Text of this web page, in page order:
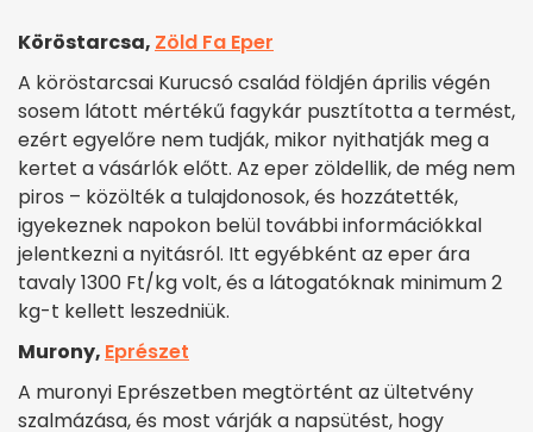
Köröstarcsa, Zöld Fa Eper
A köröstarcsai Kurucsó család földjén április végén
sosem látott mértékű fagykár pusztította a termést,
ezért egyelőre nem tudják, mikor nyithatják meg a
kertet a vásárlók előtt. Az eper zöldellik, de még nem
piros – közölték a tulajdonosok, és hozzátették,
igyekeznek napokon belül további információkkal
jelentkezni a nyitásról. Itt egyébként az eper ára
tavaly 1300 Ft/kg volt, és a látogatóknak minimum 2
kg-t kellett leszedniük.
Murony, Eprészet
A muronyi Eprészetben megtörtént az ültetvény
szalmázása, és most várják a napsütést, hogy